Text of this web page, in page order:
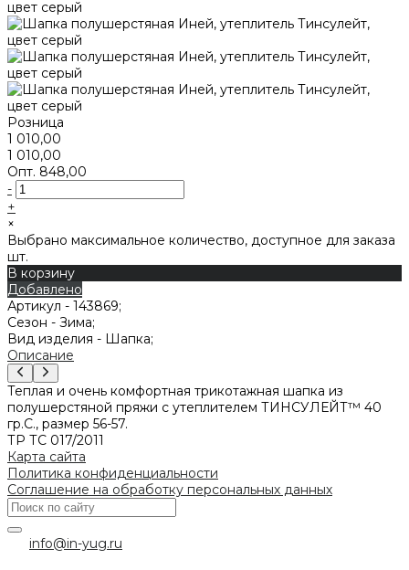
Розница
1 010,00
1 010,00
Опт. 848,00
-
+
×
Выбрано максимальное количество, доступное для заказа
шт.
В корзину
Добавлено
Артикул - 143869;
Сезон - Зима;
Вид изделия - Шапка;
Описание
Теплая и очень комфортная трикотажная шапка из
полушерстяной пряжи с утеплителем ТИНСУЛЕЙТ™ 40
гр.С., размер 56-57.
ТР ТС 017/2011
Карта сайта
Политика конфиденциальности
Соглашение на обработку персональных данных
info@in-yug.ru